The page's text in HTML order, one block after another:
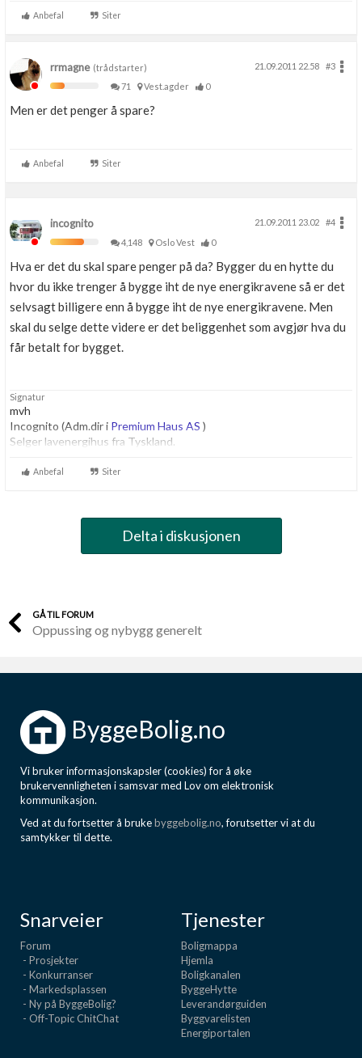
Anbefal Siter
rrmagne(trådstarter) 21.09.2011 22.58
#3
71
Vest.agder 0
Men er det penger å spare?
Anbefal Siter
incognito 21.09.2011 23.02
#4
4,148
Oslo Vest 0
Hva er det du skal spare penger på da? Bygger du en hytte du
hvor du ikke trenger å bygge iht de nye energikravene så er det
selvsagt billigere enn å bygge iht de nye energikravene. Men
skal du selge dette videre er det beliggenhet som avgjør hva du
får betalt for bygget.
Signatur
mvh
Incognito (Adm.dir i Premium Haus AS )
Selger lavenergihus fra Tyskland.
Anbefal Siter
Delta i diskusjonen
GÅ TIL FORUM
Oppussing og nybygg generelt
ByggeBolig.no
Vi bruker informasjonskapsler (cookies) for å øke
brukervennligheten i samsvar med Lov om elektronisk
kommunikasjon.
Ved at du fortsetter å brukebyggebolig.no, forutsetter vi at du
samtykker til dette.
Snarveier
Forum
- Prosjekter
- Konkurranser
- Markedsplassen
- Ny på ByggeBolig?
- Off-Topic ChitChat
Tjenester
Boligmappa
Hjemla
Boligkanalen
ByggeHytte
Leverandørguiden
Byggvarelisten
Energiportalen